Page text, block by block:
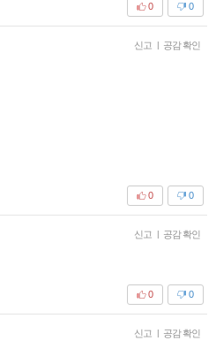
0
0
신고 | 공감 확인
0
0
신고 | 공감 확인
0
0
신고 | 공감 확인